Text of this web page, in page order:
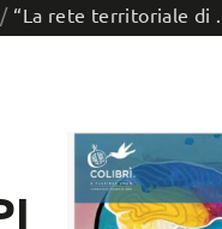
/ “La rete territoriale di ...